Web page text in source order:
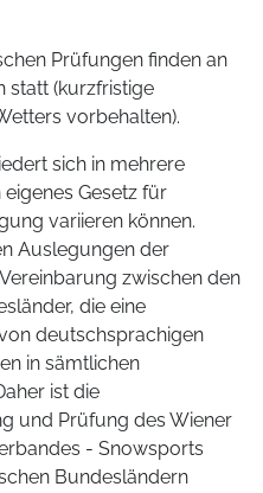
Prüfungen finden an
statt (kurzfristige
vorbehalten).
sich in mehrere
Gesetz für
variieren können.
Auslegungen der
zwischen den
die eine
deutschsprachigen
in sämtlichen
ist die
und Prüfung des Wiener
- Snowsports
Bundesländern